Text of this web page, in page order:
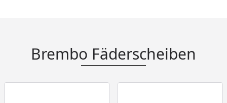
Brembo Fäderscheiben